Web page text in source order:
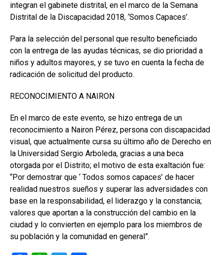
integran el gabinete distrital, en el marco de la Semana
Distrital de la Discapacidad 2018, ‘Somos Capaces’.
Para la selección del personal que resulto beneficiado
con la entrega de las ayudas técnicas, se dio prioridad a
niños y adultos mayores, y se tuvo en cuenta la fecha de
radicación de solicitud del producto.
RECONOCIMIENTO A NAIRON
En el marco de este evento, se hizo entrega de un
reconocimiento a Nairon Pérez, persona con discapacidad
visual, que actualmente cursa su último año de Derecho en
la Universidad Sergio Arboleda, gracias a una beca
otorgada por el Distrito; el motivo de esta exaltación fue:
“Por demostrar que ‘ Todos somos capaces’ de hacer
realidad nuestros sueños y superar las adversidades con
base en la responsabilidad, el liderazgo y la constancia;
valores que aportan a la construcción del cambio en la
ciudad y lo convierten en ejemplo para los miembros de
su población y la comunidad en general”.